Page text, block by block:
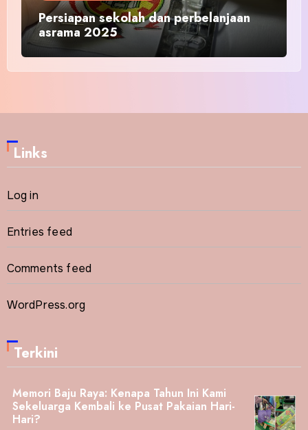
Persiapan sekolah dan perbelanjaan
asrama 2025
Links
Log in
Entries feed
Comments feed
WordPress.org
Terkini
Memori Baju Raya: Kenapa Tahun Ini Kami
Sekeluarga Kembali ke Pusat Pakaian Hari-
Hari?